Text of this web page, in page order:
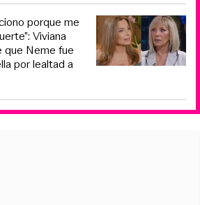
porque me
Viviana
que Neme fue
por lealtad a